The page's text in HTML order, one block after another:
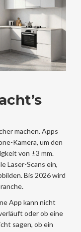
machen. Apps
Kamera, um den
von ±3 mm.
Laser-Scans ein,
Bis 2026 wird
App kann nicht
oder ob eine
sagen, ob ein